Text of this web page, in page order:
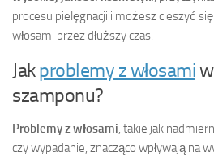
procesu pielęgnacji i możesz cieszyć
włosami przez dłuższy czas.
Jakproblemy z włosami
szamponu?
Problemy z włosami, takie jak
czy wypadanie, znacząco wpływają na